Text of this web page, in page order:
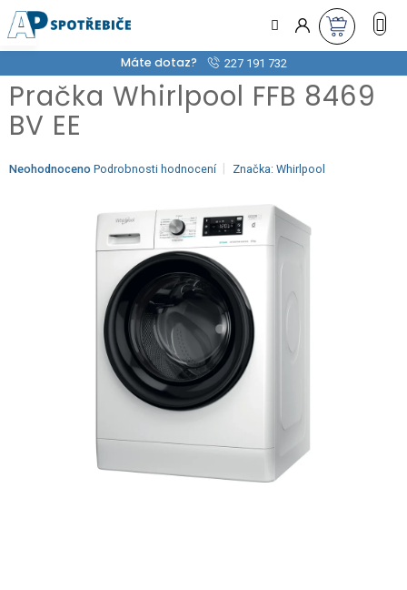
na
obsah
Máte dotaz? 227 191 732
Pračka Whirlpool FFB 8469
BV EE
Průměrné
Neohodnoceno Podrobnosti hodnocení Značka: Whirlpool